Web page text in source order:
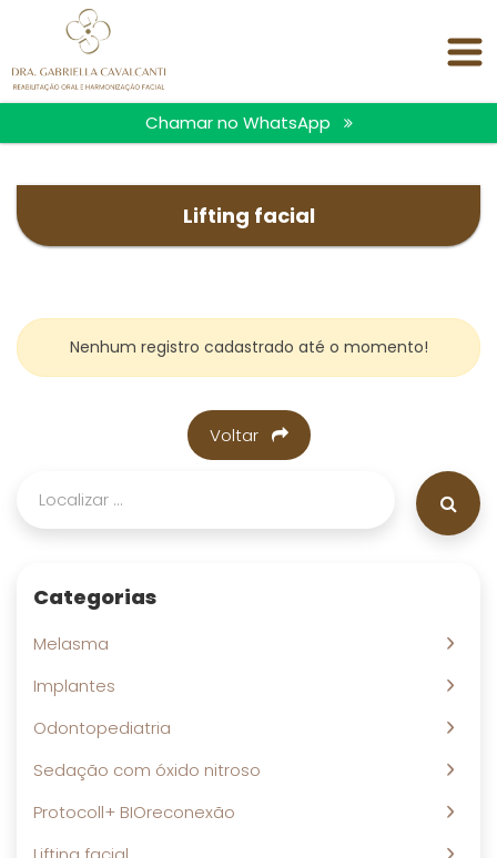
Chamar no WhatsApp
Lifting facial
Nenhum registro cadastrado até o momento!
Voltar
Categorias
Melasma
Implantes
Odontopediatria
Sedação com óxido nitroso
Protocoll+ BIOreconexão